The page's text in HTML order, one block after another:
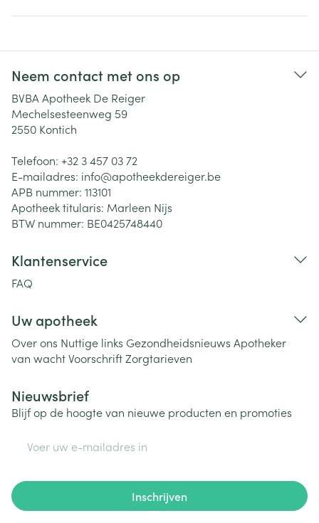
Neem contact met ons op
BVBA Apotheek De Reiger
Mechelsesteenweg 59
2550 Kontich
Telefoon: +32 3 457 03 72
E-mailadres: info@apotheekdereiger.be
APB nummer: 113101
Apotheek titularis: Marleen Nijs
BTW nummer: BE0425748440
Klantenservice
FAQ
Uw apotheek
Over ons Nuttige links Gezondheidsnieuws Apotheker
van wachtVoorschriftZorgtarieven
Nieuwsbrief
Blijf op de hoogte van nieuwe producten en promoties
Inschrijven